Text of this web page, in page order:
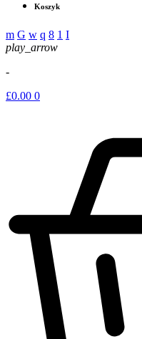
Koszyk
play_arrow
-
£0.00 0